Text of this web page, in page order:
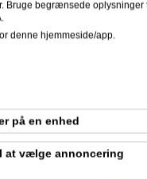
aktiviteter
svarede påLavet lige
svarede på Hjælp:
E-business hjælp div..
svarede påfeedback
Bruge begrænsede
denne hjemmeside/app.
på en enhed
at vælge annoncering